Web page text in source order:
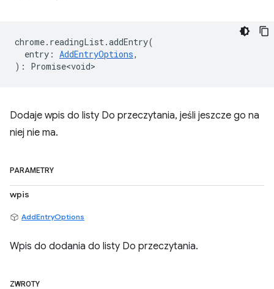
chrome. readingList .addEntry(
entry : AddEntryOptions,
) : Promise<void>
Dodaje wpis do listy Do przeczytania, jeśli jeszcze go na
niej nie ma.
PARAMETRY
wpis
AddEntryOptions
Wpis do dodania do listy Do przeczytania.
ZWROTY